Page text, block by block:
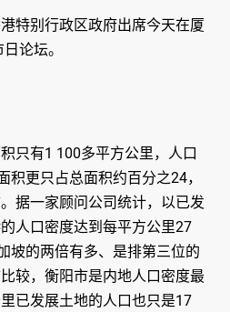
特别行政区政府出席今天在厦
论坛。
只有1 100多平方公里，人口
积更只占总面积约百分之24，
据一家顾问公司统计，以已发
人口密度达到每平方公里27
坡的两倍有多、是排第三位的
较，衡阳市是内地人口密度最
已发展土地的人口也只是17